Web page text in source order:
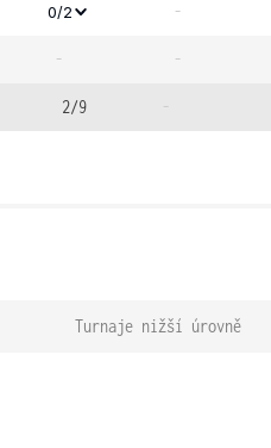
0/2 -
- -
2/9 -
Turnaje nižší úrovně